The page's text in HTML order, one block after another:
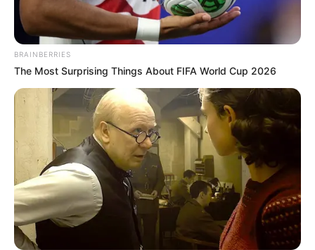
BRAINBERRIES
The Most Surprising Things About FIFA World Cup 2026